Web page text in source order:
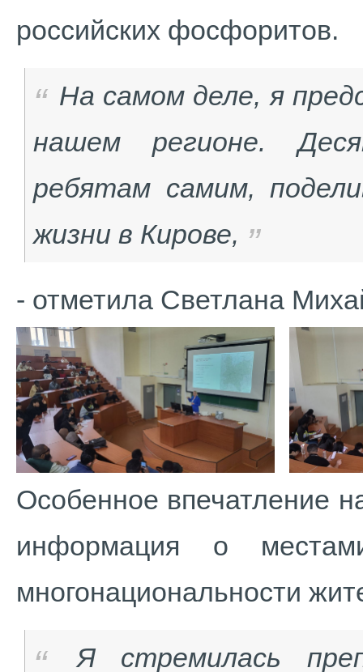
российских фосфоритов.
На самом деле, я
нашем регионе.
ребятам самим,
жизни в Кирове,
- отметила Светлана
Особенное впечатление
информация о
многонациональности
Я стремилась